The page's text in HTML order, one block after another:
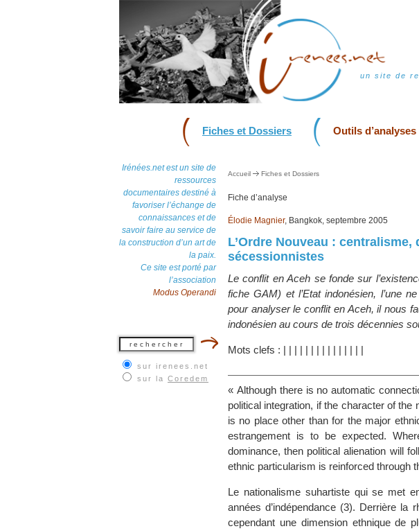
un site de
Fiches et Dossiers Outils d’analyses
Irénées.net est un site de
ressources
documentaires destiné à
favoriser l’échange de
connaissances et de
savoir faire au service de
la construction d’un art de
la paix.
Ce site est porté par
l’association
Modus Operandi
sur irenees.net
sur la Coredem
Accueil Fiches et Dossiers
Fiche d’analyse
Élodie Magnier, Bangkok, septembre 2005
L’Ordre Nouveau :
sécessionnistes
Le conflit en Aceh se fonde sur
fiche GAM) et l’Etat indonésien, l’une
pour analyser le conflit en Aceh, il nous
indonésien au cours de trois décennies
Mots clefs : | | | | | | | | | | | | | | |
« Although there is no automatic
political integration, if the character of
is no place other than for the major
estrangement is to be expected.
dominance, then political alienation will
ethnic particularism is reinforced through
Le nationalisme suhartiste qui se met
années d’indépendance (3). Derrière la
cependant une dimension ethnique de